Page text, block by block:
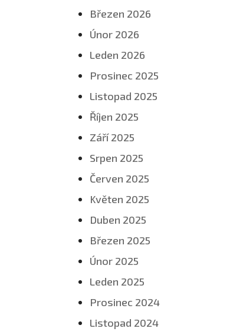
Březen 2026
Únor 2026
Leden 2026
Prosinec 2025
Listopad 2025
Říjen 2025
Září 2025
Srpen 2025
Červen 2025
Květen 2025
Duben 2025
Březen 2025
Únor 2025
Leden 2025
Prosinec 2024
Listopad 2024